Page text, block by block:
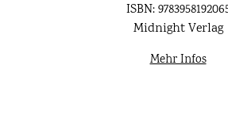
ISBN:
Midnight Verlag
Mehr Infos